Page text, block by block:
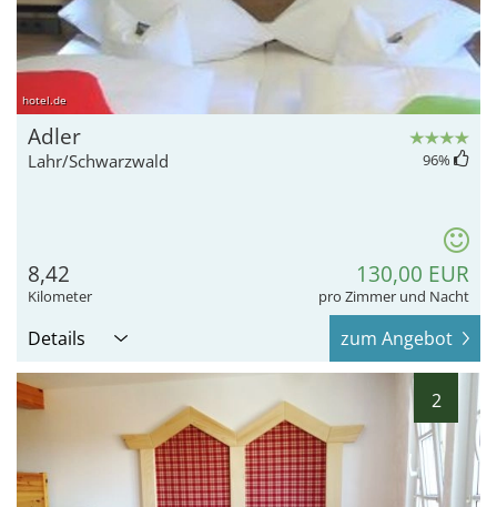
hotel.de
Adler
Lahr/Schwarzwald 96%
8,42
Kilometer
130,00 EUR
pro Zimmer und Nacht
Details zum Angebot
2